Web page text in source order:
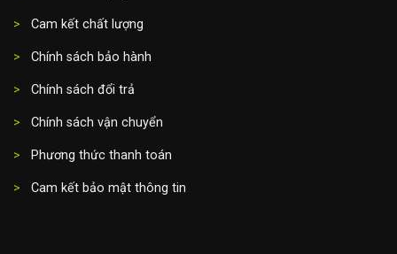
> Cam kết chất lượng
> Chính sách bảo hành
> Chính sách đổi trả
> Chính sách vận chuyển
> Phương thức thanh toán
> Cam kết bảo mật thông tin